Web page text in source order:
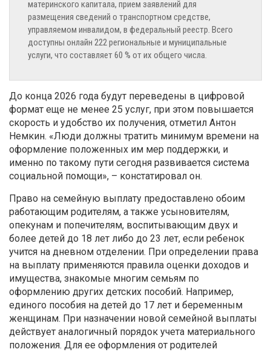
материнского капитала, прием заявлений для
размещения сведений о транспортном средстве,
управляемом инвалидом, в федеральный реестр. Всего
доступны онлайн 222 региональные и муниципальные
услуги, что составляет 60 % от их общего числа.
До конца 2026 года будут переведены в цифровой
формат еще не менее 25 услуг, при этом повышается
скорость и удобство их получения, отметил Антон
Немкин. «Люди должны тратить минимум времени на
оформление положенных им мер поддержки, и
именно по такому пути сегодня развивается система
социальной помощи», – констатировал он.
Право на семейную выплату предоставлено обоим
работающим родителям, а также усыновителям,
опекунам и попечителям, воспитывающим двух и
более детей до 18 лет либо до 23 лет, если ребенок
учится на дневном отделении. При определении права
на выплату применяются правила оценки доходов и
имущества, знакомые многим семьям по
оформлению других детских пособий. Например,
единого пособия на детей до 17 лет и беременным
женщинам. При назначении новой семейной выплаты
действует аналогичный порядок учета материального
положения. Для ее оформления от родителей